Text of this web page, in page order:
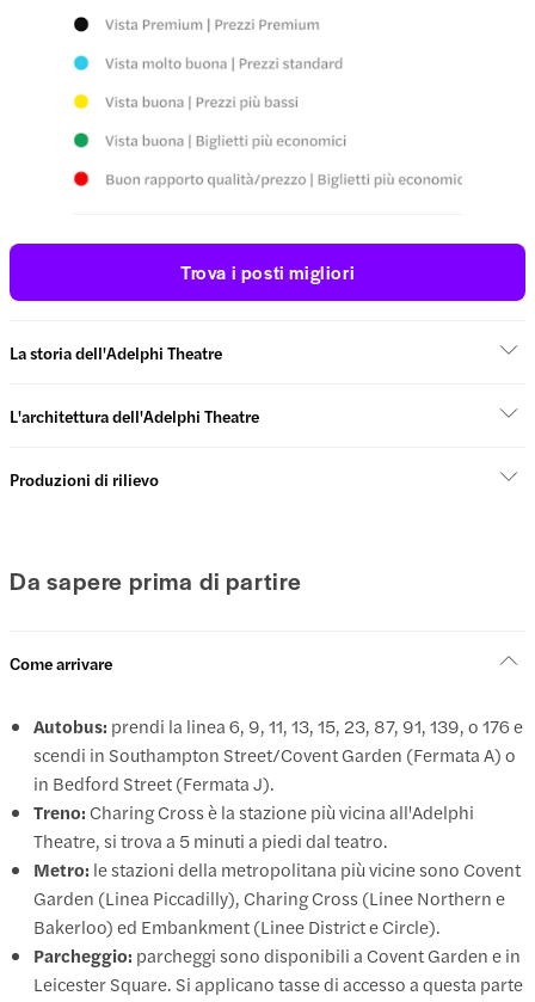
Trova i posti migliori
La storia dell'Adelphi Theatre
L'architettura dell'Adelphi Theatre
Produzioni di rilievo
Da sapere prima di partire
Come arrivare
Autobus: prendi la linea 6, 9, 11, 13, 15, 23, 87, 91, 139, o 176 e
scendi in Southampton Street/Covent Garden (Fermata A) o
in Bedford Street (Fermata J).
Treno: Charing Cross è la stazione più vicina all'Adelphi
Theatre, si trova a 5 minuti a piedi dal teatro.
Metro: le stazioni della metropolitana più vicine sono Covent
Garden (Linea Piccadilly), Charing Cross (Linee Northern e
Bakerloo) ed Embankment (Linee District e Circle).
Parcheggio: parcheggi sono disponibili a Covent Garden e in
Leicester Square. Si applicano tasse di accesso a questa parte